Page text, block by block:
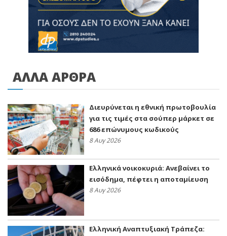
ΑΛΛΑ ΑΡΘΡΑ
Διευρύνεται η εθνική πρωτοβουλία
για τις τιμές στα σούπερ μάρκετ σε
686 επώνυμους κωδικούς
8 Αυγ 2026
Ελληνικά νοικοκυριά: Ανεβαίνει το
εισόδημα, πέφτει η αποταμίευση
8 Αυγ 2026
Ελληνική Αναπτυξιακή Τράπεζα: